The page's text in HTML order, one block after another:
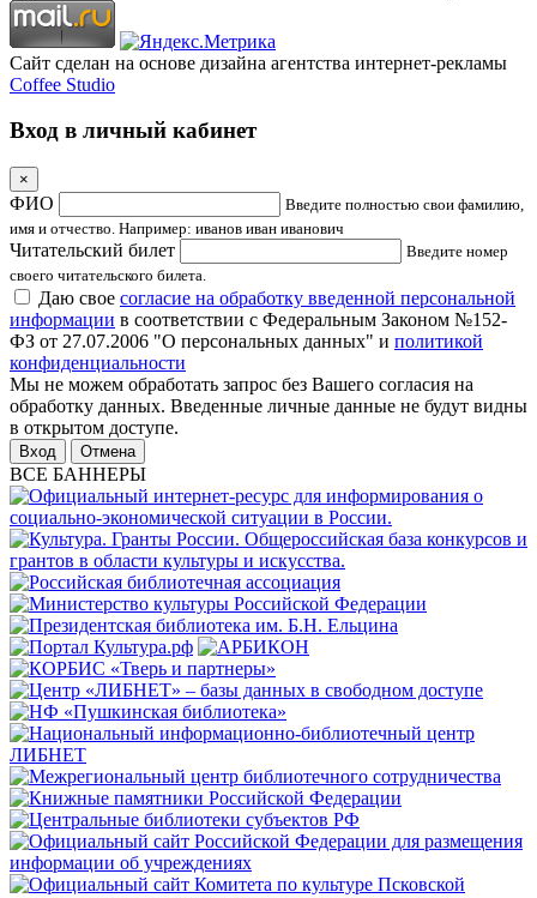
Сайт сделан на основе дизайна агентства интернет-рекламы
Coffee Studio
Вход в личный кабинет
×
ФИО
Введите полностью свои фамилию,
имя и отчество. Например: иванов иван иванович
Читательский билет
Введите номер
своего читательского билета.
Даю свое согласие на обработку введенной персональной
информации в соответствии с Федеральным Законом №152-
ФЗ от 27.07.2006 "О персональных данных" и политикой
конфиденциальности
Мы не можем обработать запрос без Вашего согласия на
обработку данных. Введенные личные данные не будут видны
в открытом доступе.
Отмена
ВСЕ БАННЕРЫ